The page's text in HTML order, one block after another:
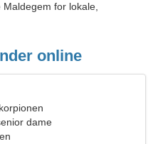
for lokale,
online
dame